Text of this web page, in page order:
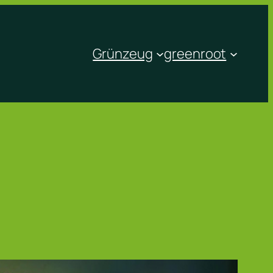
Grünzeug greenroot